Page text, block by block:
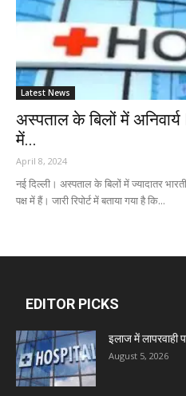
Latest News
अस्पताल के बिलों में
में...
April 8, 2024
नई दिल्ली। अस्पताल के बिलों में ज्यादातर
पक्ष में हैं। जारी रिपोर्ट में बताया गया है कि...
EDITOR PICKS
इलाज में लापरवाही
August 5, 2026